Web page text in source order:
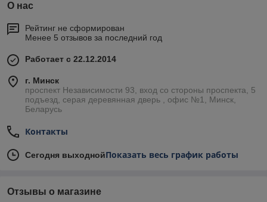
О нас
Рейтинг не сформирован
Менее 5 отзывов за последний год
Работает с 22.12.2014
г. Минск
проспект Независимости 93, вход со стороны проспекта, 5
подъезд, серая деревянная дверь , офис №1, Минск,
Беларусь
Контакты
Сегодня выходнойПоказать весь график работы
Отзывы о магазине